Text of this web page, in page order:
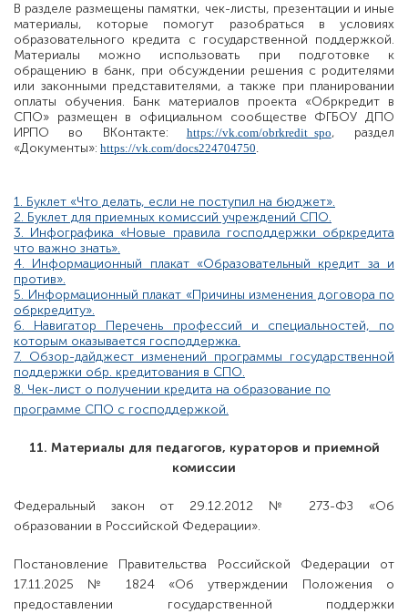
В разделе размещены памятки, чек-листы, презентации и иные
материалы, которые помогут разобраться в условиях
образовательного кредита с государственной поддержкой.
Материалы можно использовать при подготовке к
обращению в банк, при обсуждении решения с родителями
или законными представителями, а также при планировании
оплаты обучения. Банк материалов проекта «Обркредит в
СПО» размещен в официальном сообществе ФГБОУ ДПО
ИРПО во ВКонтакте:
https://vk.com/obrkredit_spo, раздел
«Документы»: https://vk.com/docs224704750.
1. Буклет «Что делать, если не поступил на бюджет».
2. Буклет для приемных комиссий учреждений СПО.
3. Инфографика «Новые правила господдержки обркредита
что важно знать».
4. Информационный плакат «Образовательный кредит за и
против».
5. Информационный плакат «Причины изменения договора по
обркредиту».
6. Навигатор Перечень профессий и специальностей, по
которым оказывается господдержка.
7. Обзор-дайджест изменений программы государственной
поддержки обр. кредитования в СПО.
8. Чек-лист о получении кредита на образование по
программе СПО с господдержкой.
11. Материалы для педагогов, кураторов и приемной
комиссии
Федеральный закон от 29.12.2012 № 273-ФЗ «Об
образовании в Российской Федерации».
Постановление Правительства Российской Федерации от
17.11.2025 № 1824 «Об утверждении Положения о
предоставлении государственной поддержки